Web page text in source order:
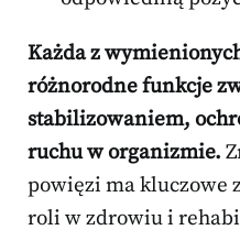
Każda z
różnorodne funkcje
stabilizowaniem,
ruchu w organizmie.
powięzi ma kluczowe
roli w zdrowiu i